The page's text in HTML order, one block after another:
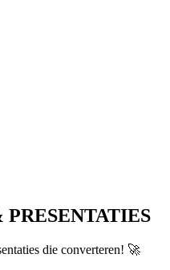
die converteren! 🚀